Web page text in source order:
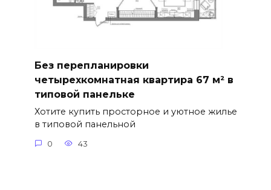
Без перепланировки
четырехкомнатная квартира 67 м² в
типовой панельке
Хотите купить просторное и уютное жилье
в типовой панельной
0 43